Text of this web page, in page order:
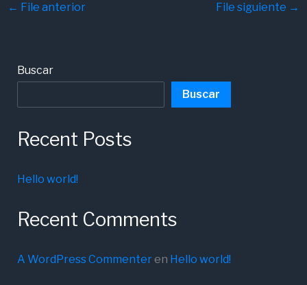
← File anterior File siguiente →
Buscar
Buscar
Recent Posts
Hello world!
Recent Comments
A WordPress Commenteren Hello world!